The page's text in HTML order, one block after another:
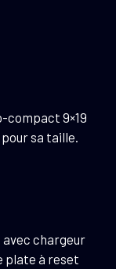
compact 9×19
sa taille.
chargeur
plate à reset